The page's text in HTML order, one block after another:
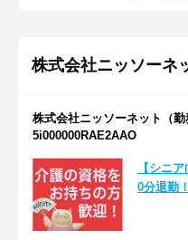
株式会社ニッソーネ
株式会社ニッソーネット（
5i000000RAE2AAO
【シニ
0分退勤